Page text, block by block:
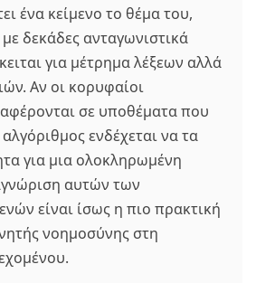
ένα κείμενο το θέμα του,
δεκάδες ανταγωνιστικά
για μέτρημα λέξεων αλλά
Αν οι κορυφαίοι
σε υποθέματα που
αλγόριθμος ενδέχεται να τα
για μια ολοκληρωμένη
αυτών των
είναι ίσως η πιο πρακτική
νοημοσύνης στη